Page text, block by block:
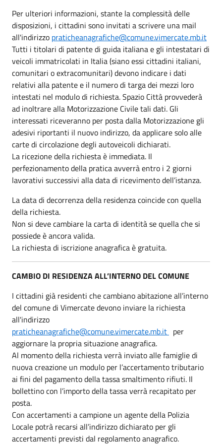
Per ulteriori informazioni, stante la complessità delle
disposizioni, i cittadini sono invitati a scrivere una mail
all'indirizzo praticheanagrafiche@comune.vimercate.mb.it
Tutti i titolari di patente di guida italiana e gli intestatari di
veicoli immatricolati in Italia (siano essi cittadini italiani,
comunitari o extracomunitari) devono indicare i dati
relativi alla patente e il numero di targa dei mezzi loro
intestati nel modulo di richiesta. Spazio Città provvederà
ad inoltrare alla Motorizzazione Civile tali dati. Gli
interessati riceveranno per posta dalla Motorizzazione gli
adesivi riportanti il nuovo indirizzo, da applicare solo alle
carte di circolazione degli autoveicoli dichiarati.
La ricezione della richiesta è immediata. Il
perfezionamento della pratica avverrà entro i 2 giorni
lavorativi successivi alla data di ricevimento dell’istanza.
La data di decorrenza della residenza coincide con quella
della richiesta.
Non si deve cambiare la carta di identità se quella che si
possiede è ancora valida.
La richiesta di iscrizione anagrafica è gratuita.
CAMBIO DI RESIDENZA ALL’INTERNO DEL COMUNE
I cittadini già residenti che cambiano abitazione all’interno
del comune di Vimercate devono inviare la richiesta
all'indirizzo
praticheanagrafiche@comune.vimercate.mb.it per
aggiornare la propria situazione anagrafica.
Al momento della richiesta verrà inviato alle famiglie di
nuova creazione un modulo per l’accertamento tributario
ai fini del pagamento della tassa smaltimento rifiuti. Il
bollettino con l’importo della tassa verrà recapitato per
posta.
Con accertamenti a campione un agente della Polizia
Locale potrà recarsi all’indirizzo dichiarato per gli
accertamenti previsti dal regolamento anagrafico.